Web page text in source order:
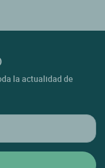
la actualidad de